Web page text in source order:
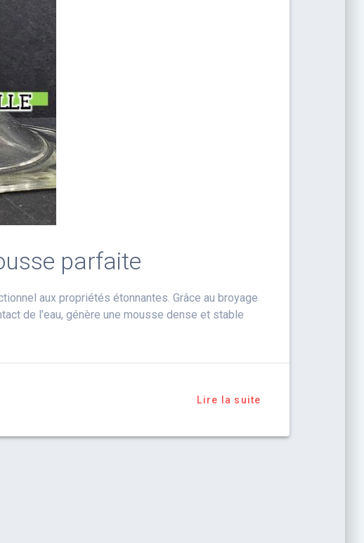
parfaite
aux propriétés étonnantes. Grâce au broyage
de l’eau, génère une mousse dense et stable
Lire la suite